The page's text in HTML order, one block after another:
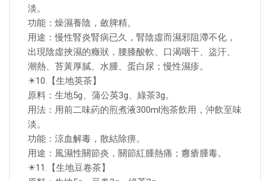
淡。
功能：燥濕養陰，斂脾精。
用途：慢性腎炎腎病已久，腎陰虛而濕邪阻滯不化，
出現陰虛挾濕的癥狀，腰膝酸軟、口渴咽干、盜汗、
潮熱、苔黃厚膩、水腫、蛋白尿；慢性濕疹。
☀10.【生地英茶】
原料：生地5g、蒲公英3g、綠茶3g。
用法：用前二味葯的煎煮液300ml泡茶飲用，沖飲至味
淡。
功能：涼血解毒，散結除痹。
用途：風濕性關節炎，關節紅腫熱痛；癰瘡腫毒。
☀11.【生地豆卷茶】